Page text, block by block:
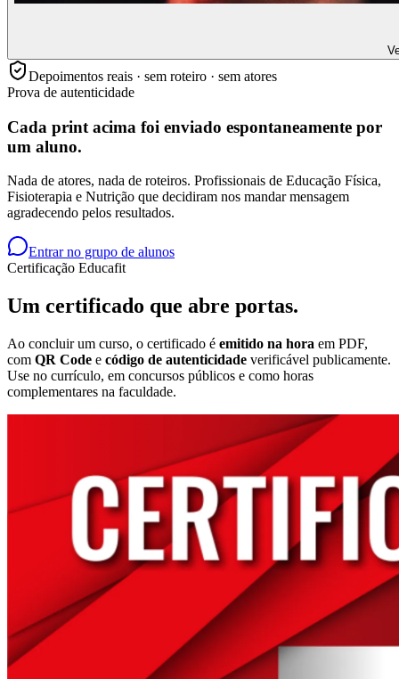
Depoimentos reais · sem roteiro · sem atores
Prova de autenticidade
Cada print acima foi enviado espontaneamente por
um aluno.
Nada de atores, nada de roteiros. Profissionais de Educação Física,
Fisioterapia e Nutrição que decidiram nos mandar mensagem
agradecendo pelos resultados.
Entrar no grupo de alunos
Certificação Educafit
Um certificado que abre portas.
Ao concluir um curso, o certificado é emitido na hora em PDF,
com QR Code e código de autenticidade verificável publicamente.
Use no currículo, em concursos públicos e como horas
complementares na faculdade.